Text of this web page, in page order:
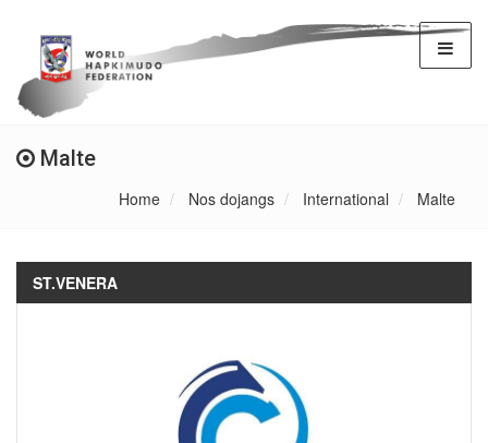
Malte
Home Nos dojangs International Malte
ST.VENERA